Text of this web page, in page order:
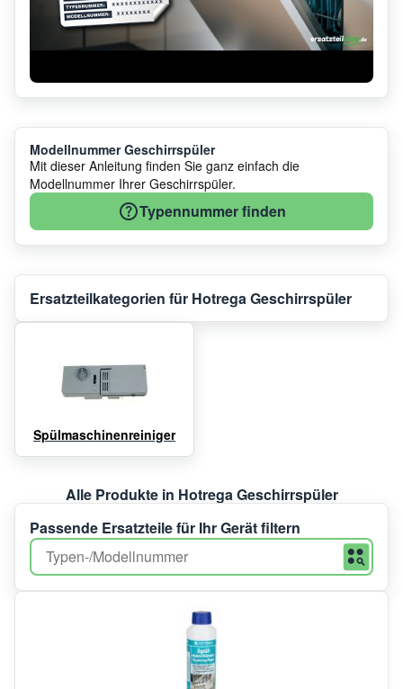
Modellnummer Geschirrspüler
Mit dieser Anleitung finden Sie ganz einfach die
Modellnummer Ihrer Geschirrspüler.
Typennummer finden
Ersatzteilkategorien für Hotrega Geschirrspüler
Spülmaschinenreiniger
Alle Produkte in Hotrega Geschirrspüler
Passende Ersatzteile für Ihr Gerät filtern